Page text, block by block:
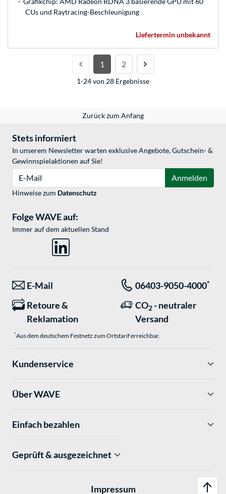
CUs und Raytracing-Beschleunigung
Liefertermin unbekannt
1 2
1-24 von 28 Ergebnisse
Zurück zum Anfang
Stets informiert
In unserem Newsletter warten exklusive Angebote, Gutschein- &
Gewinnspielaktionen auf Sie!
Anmelden
Hinweise zum Datenschutz
Folge WAVE auf:
Immer auf dem aktuellen Stand
E-Mail 06403-9050-4000*
Retoure &
Reklamation
CO2 - neutraler
Versand
*Aus dem deutschem Festnetz zum Ortstarif erreichbar.
Kundenservice
Über WAVE
Einfach bezahlen
Geprüft & ausgezeichnet
Impressum